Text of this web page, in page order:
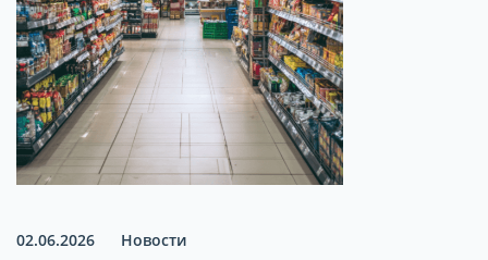
02.06.2026 Новости